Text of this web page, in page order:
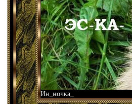
Ин_ночка_